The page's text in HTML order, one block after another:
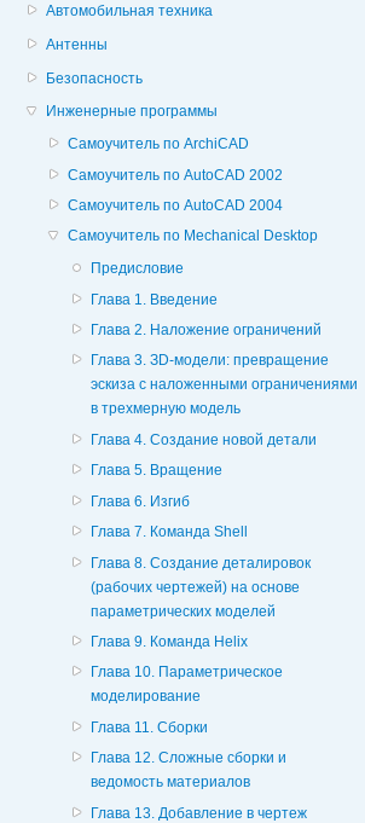
Автомобильная техника
Антенны
Безопасность
Инженерные программы
Самоучитель по ArchiCAD
Самоучитель по AutoCAD 2002
Самоучитель по AutoCAD 2004
Самоучитель по Mechanical Desktop
Предисловие
Глава 1. Введение
Глава 2. Наложение ограничений
Глава 3. ЗD-модели: превращение
эскиза с наложенными ограничениями
в трехмерную модель
Глава 4. Создание новой детали
Глава 5. Вращение
Глава 6. Изгиб
Глава 7. Команда Shell
Глава 8. Создание деталировок
(рабочих чертежей) на основе
параметрических моделей
Глава 9. Команда Helix
Глава 10. Параметрическое
моделирование
Глава 11. Сборки
Глава 12. Сложные сборки и
ведомость материалов
Глава 13. Добавление в чертеж